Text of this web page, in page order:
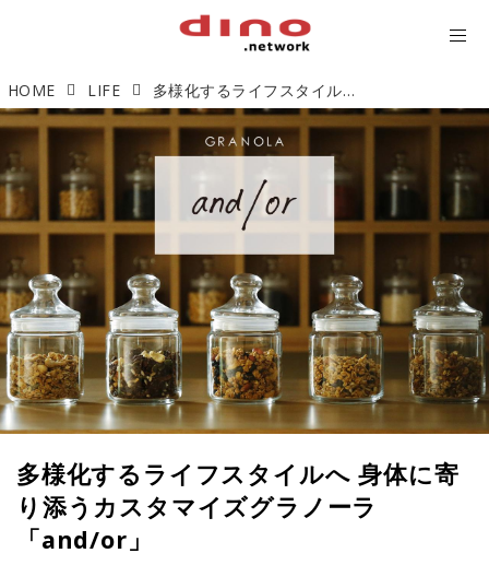
HOME LIFE 多様化するライフスタイルへ 身体に寄り添うカスタマイズグラノーラ「and/or」
多様化するライフスタイルへ 身体に寄
り添うカスタマイズグラノーラ
「and/or」